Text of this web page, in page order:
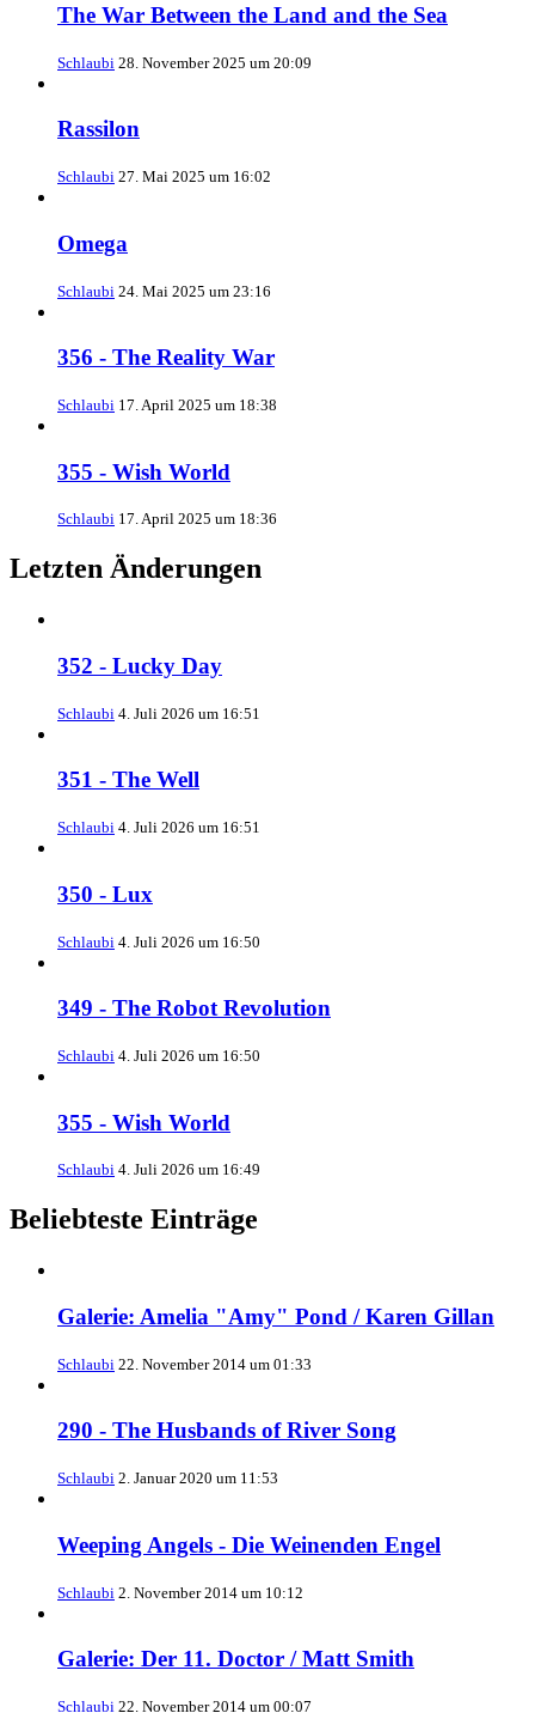
The War Between the Land and the Sea
Schlaubi 28. November 2025 um 20:09
Rassilon
Schlaubi 27. Mai 2025 um 16:02
Omega
Schlaubi 24. Mai 2025 um 23:16
356 - The Reality War
Schlaubi 17. April 2025 um 18:38
355 - Wish World
Schlaubi 17. April 2025 um 18:36
Letzten Änderungen
352 - Lucky Day
Schlaubi 4. Juli 2026 um 16:51
351 - The Well
Schlaubi 4. Juli 2026 um 16:51
350 - Lux
Schlaubi 4. Juli 2026 um 16:50
349 - The Robot Revolution
Schlaubi 4. Juli 2026 um 16:50
355 - Wish World
Schlaubi 4. Juli 2026 um 16:49
Beliebteste Einträge
Galerie: Amelia "Amy" Pond / Karen Gillan
Schlaubi 22. November 2014 um 01:33
290 - The Husbands of River Song
Schlaubi 2. Januar 2020 um 11:53
Weeping Angels - Die Weinenden Engel
Schlaubi 2. November 2014 um 10:12
Galerie: Der 11. Doctor / Matt Smith
Schlaubi 22. November 2014 um 00:07